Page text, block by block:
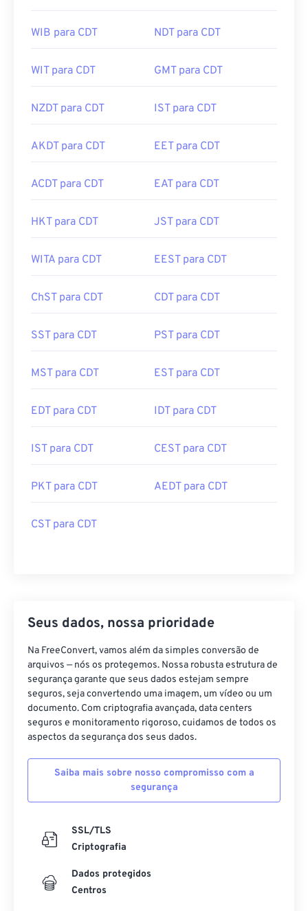
WIB para CDT NDT para CDT
WIT para CDT GMT para CDT
NZDT para CDT IST para CDT
AKDT para CDT EET para CDT
ACDT para CDT EAT para CDT
HKT para CDT JST para CDT
WITA para CDT EEST para CDT
ChST para CDT CDT para CDT
SST para CDT PST para CDT
MST para CDT EST para CDT
EDT para CDT IDT para CDT
IST para CDT CEST para CDT
PKT para CDT AEDT para CDT
CST para CDT
Seus dados, nossa prioridade
Na FreeConvert, vamos além da simples conversão de
arquivos — nós os protegemos. Nossa robusta estrutura de
segurança garante que seus dados estejam sempre
seguros, seja convertendo uma imagem, um vídeo ou um
documento. Com criptografia avançada, data centers
seguros e monitoramento rigoroso, cuidamos de todos os
aspectos da segurança dos seus dados.
Saiba mais sobre nosso compromisso com a
segurança
SSL/TLS
Criptografia
Dados protegidos
Centros